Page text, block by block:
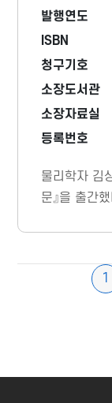
발행연도
ISBN
청구기호
소장도서관
소장자료실
등록번호
물리학자 김
문』을 출간
단단한 글을
은 통찰을 1